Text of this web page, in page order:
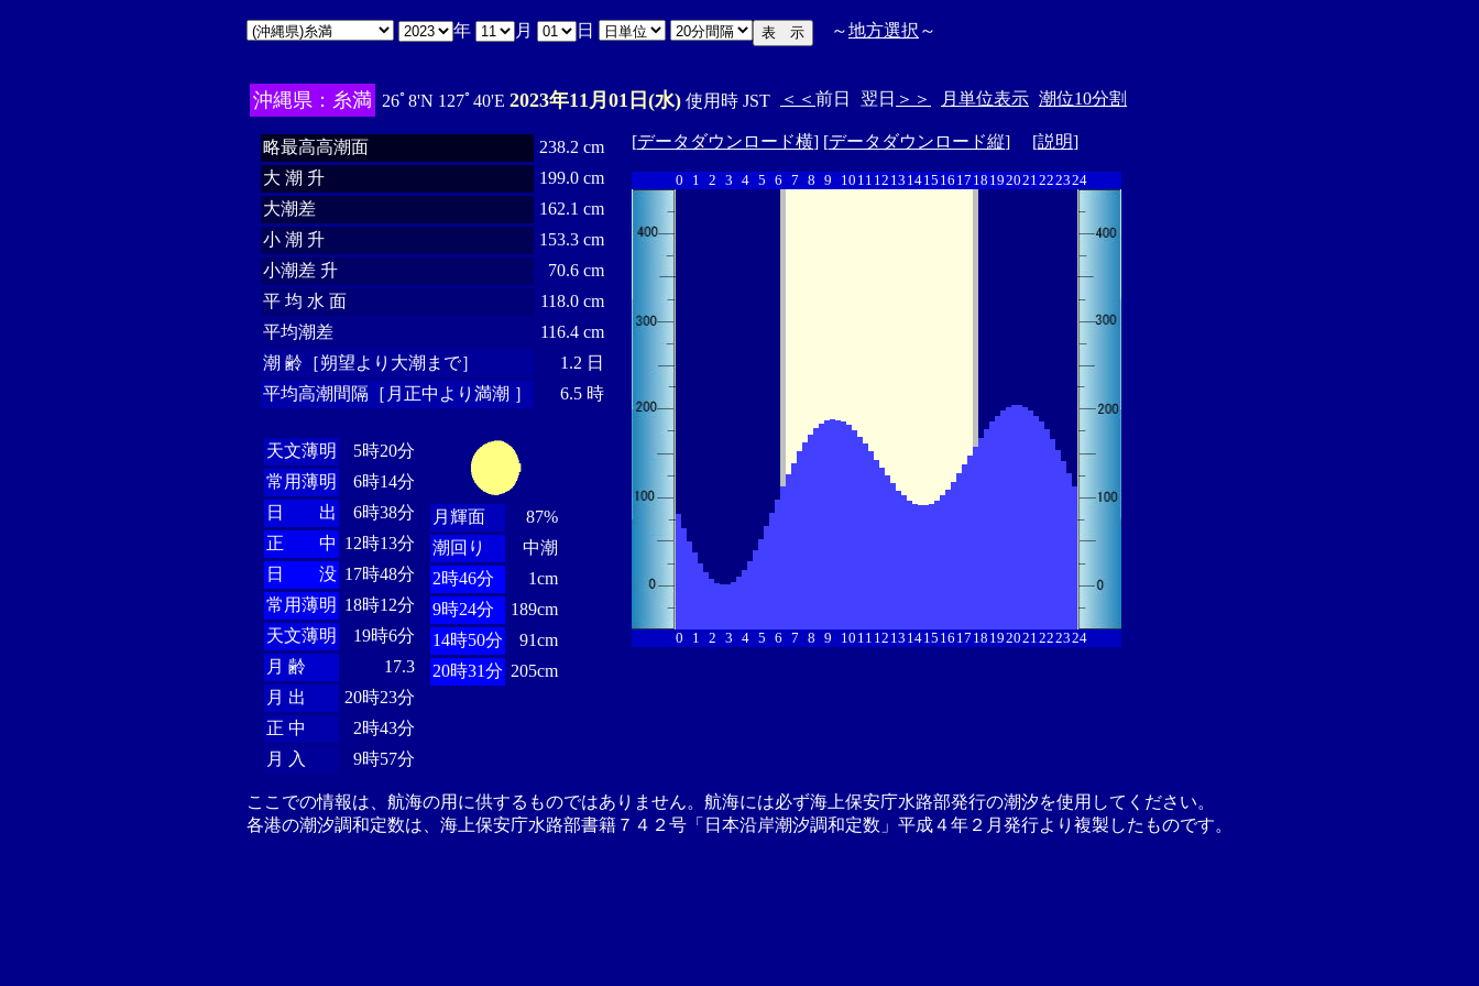
年 月 日 ～地方選択 ～
沖縄県：糸満 26ﾟ8'N 127ﾟ40'E 2023年11月01日(水) 使用時 JST ＜＜ 前日 翌日 ＞＞ 月単位表示 潮位10分割
略最高高潮面
238.2 cm
大 潮 升
199.0 cm
大潮差
162.1 cm
小 潮 升
153.3 cm
小潮差 升
70.6 cm
平 均 水 面
118.0 cm
平均潮差
116.4 cm
潮 齢［朔望より大潮まで］
1.2 日
平均高潮間隔［月正中より満潮 ］
6.5 時
天文薄明
5時20分
常用薄明
6時14分
日 出
6時38分
正 中 12時13分
日 没 17時48分
常用薄明 18時12分
天文薄明
19時6分
月 齢
17.3
月 出
20時23分
正 中
2時43分
月 入
9時57分
月輝面
87%
潮回り
中潮
2時46分
1cm
9時24分
189cm
14時50分
91cm
20時31分 205cm
[データダウンロード横] [データダウンロード縦] [説明]
0 1 2 3 4 5 6 7 8 9 10 11 12 13 1415 16 17 18 192021222324
0 1 2 3 4 5 6 7 8 9 10 11 12 13 1415 16 17 18 192021222324
ここでの情報は、航海の用に供するものではありません。航海には必ず海上保安庁水路部発行の潮汐を使用してください。
各港の潮汐調和定数は、海上保安庁水路部書籍７４２号「日本沿岸潮汐調和定数」平成４年２月発行より複製したものです。